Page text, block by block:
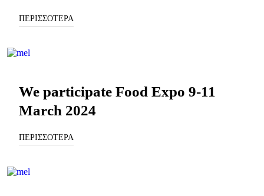
ΠΕΡΙΣΣΟΤΕΡΑ
We participate Food Expo 9-11
March 2024
ΠΕΡΙΣΣΟΤΕΡΑ